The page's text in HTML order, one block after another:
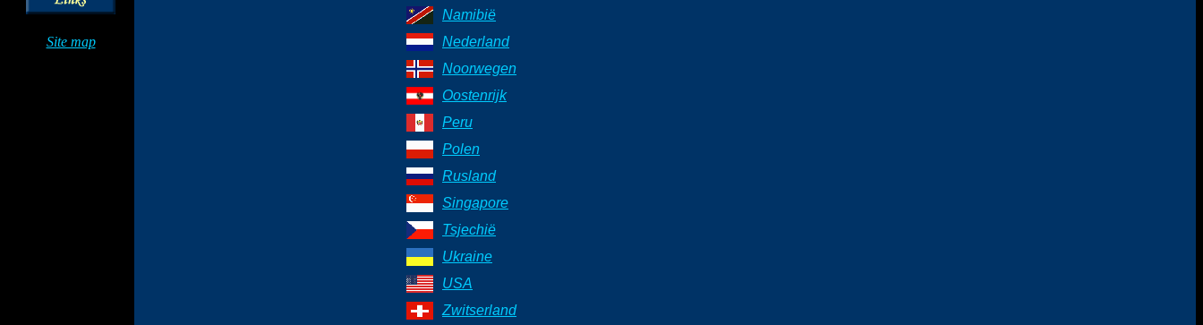
Site map
Namibië
Nederland
Noorwegen
Oostenrijk
Peru
Polen
Rusland
Singapore
Tsjechië
Ukraine
USA
Zwitserland